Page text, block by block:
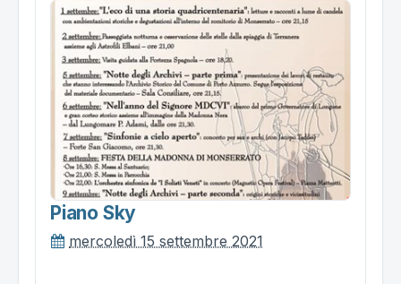
Piano Sky
mercoledì 15 settembre 2021